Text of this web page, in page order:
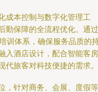
成本控制与数字化管理工
勤保障的全流程优化。通过
训体系，确保服务品质的
入酒店设计，配合智能客房
代旅客对科技便捷的需求。
，针对商务、会展、度假等